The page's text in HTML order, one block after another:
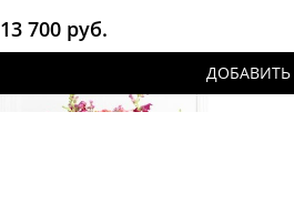
13 700 руб.
ДОБАВИТЬ